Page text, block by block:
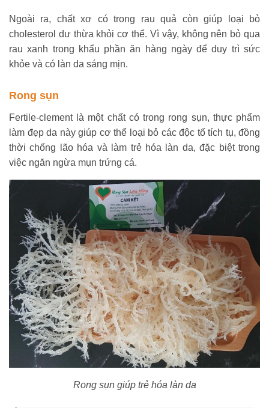
Ngoài ra, chất xơ có trong rau quả còn giúp loại bỏ
cholesterol dư thừa khỏi cơ thể. Vì vậy, không nên bỏ qua
rau xanh trong khẩu phần ăn hàng ngày để duy trì sức
khỏe và có làn da sáng mịn.
Rong sụn
Fertile-clement là một chất có trong rong sụn, thực phẩm
làm đẹp da này giúp cơ thể loại bỏ các độc tố tích tụ, đồng
thời chống lão hóa và làm trẻ hóa làn da, đặc biệt trong
việc ngăn ngừa mụn trứng cá.
Rong sụn giúp trẻ hóa làn da